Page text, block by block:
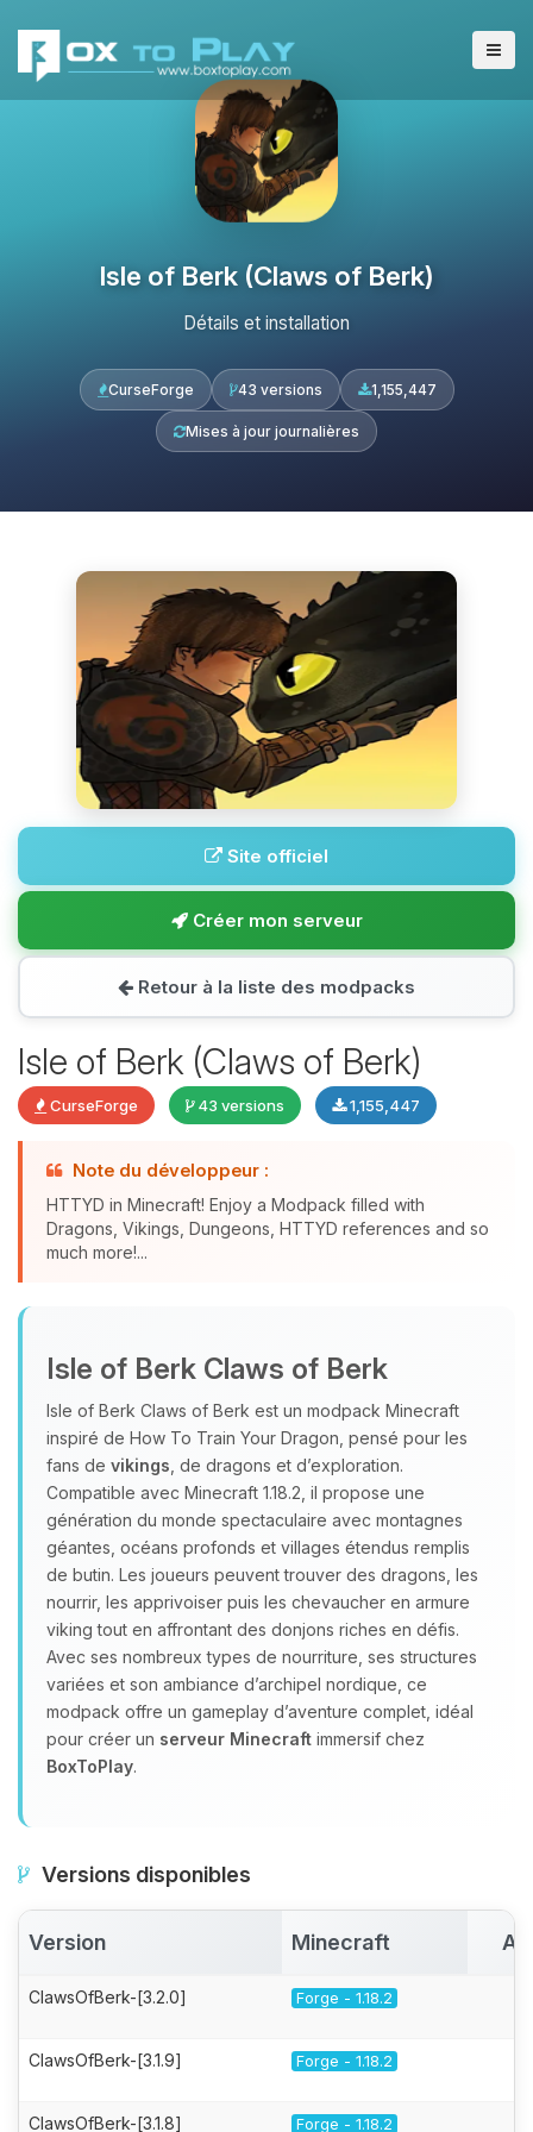
Isle of Berk (Claws of Berk)
Détails et installation
CurseForge 43 versions 1,155,447
Mises à jour journalières
Site officiel
Créer mon serveur
Retour à la liste des modpacks
Isle of Berk (Claws of Berk)
CurseForge 43 versions 1,155,447
Note du développeur :
HTTYD in Minecraft! Enjoy a Modpack filled with
Dragons, Vikings, Dungeons, HTTYD references and so
much more!...
Isle of Berk Claws of Berk
Isle of Berk Claws of Berk est un modpack Minecraft
inspiré de How To Train Your Dragon, pensé pour les
fans de vikings , de dragons et d’exploration.
Compatible avec Minecraft 1.18.2, il propose une
génération du monde spectaculaire avec montagnes
géantes, océans profonds et villages étendus remplis
de butin. Les joueurs peuvent trouver des dragons, les
nourrir, les apprivoiser puis les chevaucher en armure
viking tout en affrontant des donjons riches en défis.
Avec ses nombreux types de nourriture, ses structures
variées et son ambiance d’archipel nordique, ce
modpack offre un gameplay d’aventure complet, idéal
pour créer un serveur Minecraft immersif chez
BoxToPlay.
Versions disponibles
Version Minecraft
ClawsOfBerk-[3.2.0] Forge - 1.18.2
ClawsOfBerk-[3.1.9] Forge - 1.18.2
ClawsOfBerk-[3.1.8] Forge - 1.18.2
assistant BoxToPlay. Dis-moi ce dont
tu as besoin et je vais remuer mes
petits circuits pour t’aider.
09/08/2026 à 06:13